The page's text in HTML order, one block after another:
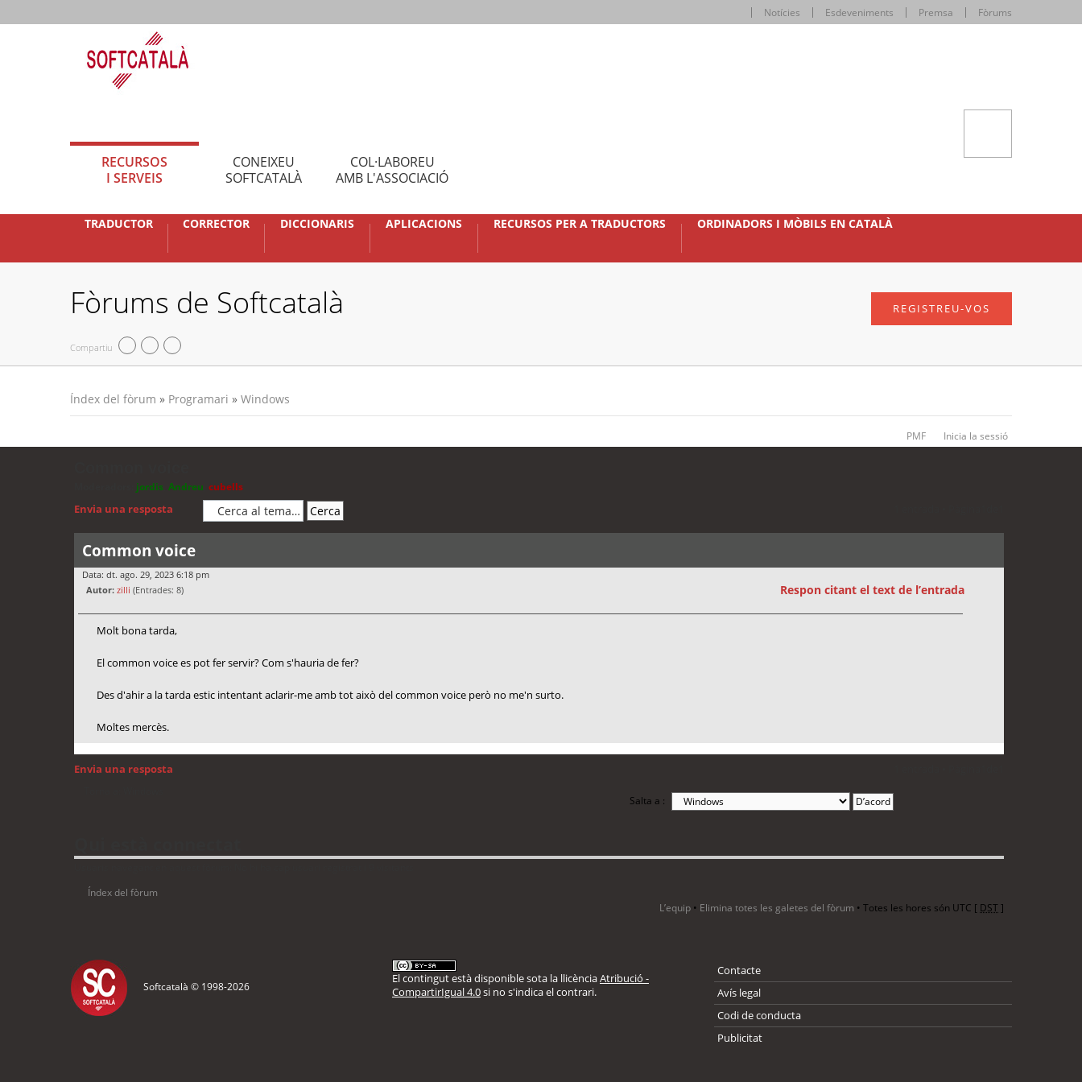
Notícies Esdeveniments Premsa Fòrums
RECURSOS
I SERVEIS
CONEIXEU
SOFTCATALÀ
COL·LABOREU
AMB L'ASSOCIACIÓ
TRADUCTOR CORRECTOR DICCIONARIS APLICACIONS RECURSOS PER A TRADUCTORS ORDINADORS I MÒBILS EN CATALÀ
Fòrums de Softcatalà
Compartiu
REGISTREU-VOS
Índex del fòrum » Programari » Windows
PMF Inicia la sessió
jordis Andreu cubells
Envia una resposta
Common voice
Data: dt. ago. 29, 2023 6:18 pm
Autor: zilli (Entrades: 8) Respon citant el text de l’entrada
Molt bona tarda,
El common voice es pot fer servir? Com s'hauria de fer?
Des d'ahir a la tarda estic intentant aclarir-me amb tot això del common voice però no me'n surto.
Moltes mercès.
Envia una resposta
Salta a :
Índex del fòrum
L’equip • Elimina totes les galetes del fòrum • Totes les hores són UTC [ DST]
Softcatalà © 1998-2026
El contingut està disponible sota la llicènciaAtribució -
CompartirIgual 4.0si no s'indica el contrari.
Contacte
Avís legal
Codi de conducta
Publicitat